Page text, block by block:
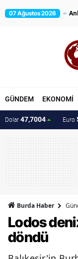
07 Ağustos 2026
GÜNDEM EKONOMİ
Dolar 47,7004 Euro
Burda Haber
Lodos
döndü